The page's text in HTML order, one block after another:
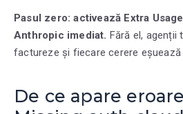
Pasul zero: activează Extra
Anthropic imediat. Fără el, agenții
factureze și fiecare cerere eșuează
De ce apare